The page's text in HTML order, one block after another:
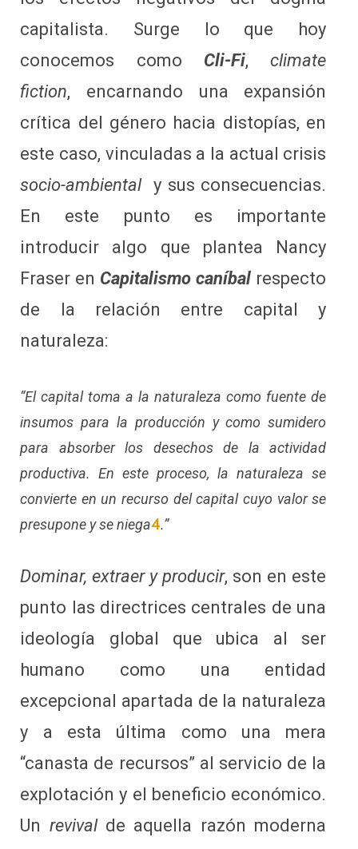
capitalista. Surge lo que hoy
conocemos como Cli-Fi,climate
fiction, encarnando una expansión
crítica del género hacia distopías, en
este caso, vinculadas a la actual crisis
socio-ambiental y sus consecuencias.
En este punto es importante
introducir algo que plantea Nancy
Fraser en Capitalismo caníbal respecto
de la relación entre capital y
naturaleza:
“El capital toma a la naturaleza como fuente de
insumos para la producción y como sumidero
para absorber los desechos de la actividad
productiva. En este proceso, la naturaleza se
convierte en un recurso del capital cuyo valor se
presupone y se niega4.”
Dominar, extraer y producir, son en este
punto las directrices centrales de una
ideología global que ubica al ser
humano como una entidad
excepcional apartada de la naturaleza
y a esta última como una mera
“canasta de recursos” al servicio de la
explotación y el beneficio económico.
Un revival de aquella razón moderna